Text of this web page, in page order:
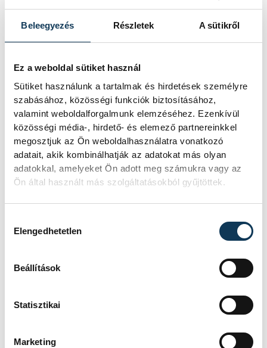
Beleegyezés Részletek A sütikről
Ez a weboldal sütiket használ
Sütiket használunk a tartalmak és hirdetések személyre
szabásához, közösségi funkciók biztosításához,
valamint weboldalforgalmunk elemzéséhez. Ezenkívül
közösségi média-, hirdető- és elemező partnereinkkel
megosztjuk az Ön weboldalhasználatra vonatkozó
adatait, akik kombinálhatják az adatokat más olyan
adatokkal, amelyeket Ön adott meg számukra vagy az
Ön által használt más szolgáltatásokból gyűjtöttek.
Elengedhetetlen
Beállítások
Statisztikai
Marketing
fenntarthatóbbá tehetik a működésüket.
hitelprogram a kormány és a gazdasági
szereplők közötti együttműködés újabb
példája, amelynek célja a hazai KKV-szektor
megerősítése és a növekedési lendület
fenntartása a bizonytalan nemzetközi
gazdasági környezetben. A program
sikeressége nagyban függ majd attól, hogy
vállalkozások felé, de a kormány szándéka
megszorításokkal, hanem ösztönzőkkel
közélet